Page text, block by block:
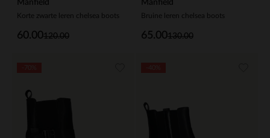
Manfield
Korte zwarte leren chelsea boots
120.00
60.00
Manfield
Bruine leren chelsea boots
130.00
65.00